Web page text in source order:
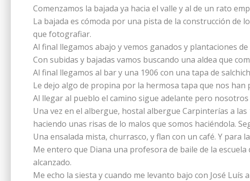
Comenzamos la bajada ya hacia el valle y al de un rato
La bajada es cómoda por una pista de la construcción
que fotografiar.
Al final llegamos abajo y vemos ganados y plantaciones
Con subidas y bajadas vamos buscando una aldea que
Al final llegamos al bar y una 1906 con una tapa de
Le dejo algo de propina por la hermosa tapa que nos
Al llegar al pueblo el camino sigue adelante pero
Una vez en el albergue, hostal albergue Carpinterías a
haciendo unas risas de lo malos que somos haciéndola.
Una ensalada mista, churrasco, y flan con un café. Y
Me entero que Diana una profesora de baile de la
alcanzado.
Me echo la siesta y cuando me levanto bajo con José